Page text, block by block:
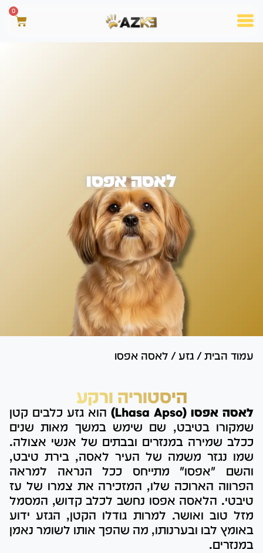
0
לאסה אפסו
עמוד הבית / גזע / לאסה אפסו
היסטוריה ורקע
לאסה אפסו (Lhasa Apso)
הוא גזע כלבים קטן
שמקורו בטיבט, שם שימש במשך מאות שנים
ככלב שמירה במנזרים ובבתים של אנשי אצולה.
שמו נגזר משמה של העיר לאסה, בירת טיבט,
והשם "אפסו" מתייחס ככל הנראה למראה
הפרווה הארוכה שלו, המזכירה את צמרו של עז
טיבטי. הלאסה אפסו נחשב לכלב קדוש, המסמל
מזל טוב ואושר. למרות גודלו הקטן, הגזע ידוע
באומץ לבו ובערנותו, מה שהפך אותו לשומר נאמן
במנזרים.